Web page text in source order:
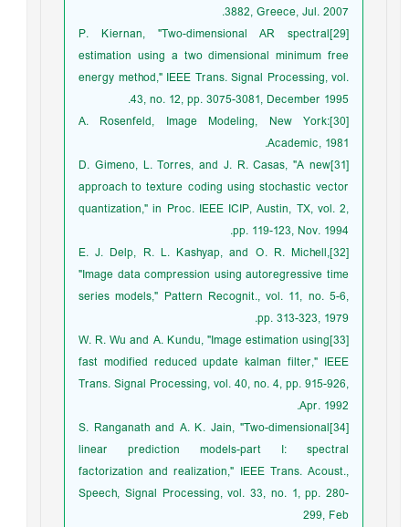
3882, Greece, Jul. 2007.
[29]P. Kiernan, "Two-dimensional AR spectral
estimation using a two dimensional minimum free
energy method," IEEE Trans. Signal Processing, vol.
43, no. 12, pp. 3075-3081, December 1995.
[30]A. Rosenfeld, Image Modeling, New York:
Academic, 1981.
[31]D. Gimeno, L. Torres, and J. R. Casas, "A new
approach to texture coding using stochastic vector
quantization," in Proc. IEEE ICIP, Austin, TX, vol. 2,
pp. 119-123, Nov. 1994.
[32]E. J. Delp, R. L. Kashyap, and O. R. Michell,
"Image data compression using autoregressive time
series models," Pattern Recognit., vol. 11, no. 5-6,
pp. 313-323, 1979.
[33]W. R. Wu and A. Kundu, "Image estimation using
fast modified reduced update kalman filter," IEEE
Trans. Signal Processing, vol. 40, no. 4, pp. 915-926,
Apr. 1992.
[34]S. Ranganath and A. K. Jain, "Two-dimensional
linear prediction models-part I: spectral
factorization and realization," IEEE Trans. Acoust.,
Speech, Signal Processing, vol. 33, no. 1, pp. 280-
299, Feb